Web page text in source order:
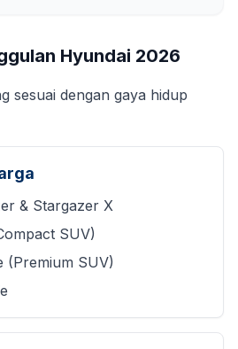
Hyundai 2026
sesuai dengan gaya hidup
& Stargazer X
SUV)
(Premium SUV)